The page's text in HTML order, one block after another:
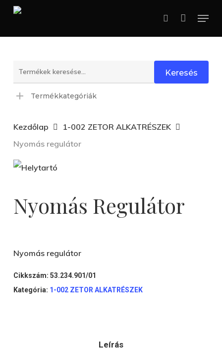
Skip
main
search
Menu
Keresés
a
következőre:
Keresés
Termékkategóriák
Kezdőlap
1-002 ZETOR ALKATRÉSZEK
Nyomás regulátor
Nyomás Regulátor
Nyomás regulátor
Cikkszám: 53.234.901/01
Kategória: 1-002 ZETOR ALKATRÉSZEK
Leírás